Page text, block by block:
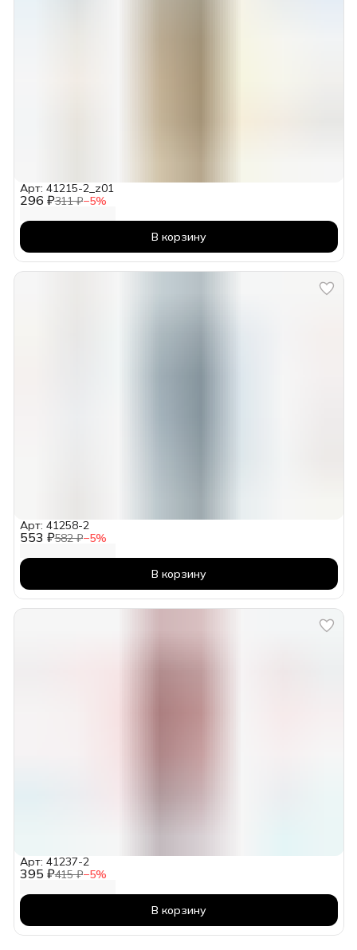
296 ₽311 ₽−5%
Арт: 41215-2_z01
В корзину
553 ₽582 ₽−5%
Арт: 41258-2
В корзину
395 ₽415 ₽−5%
Арт: 41237-2
В корзину